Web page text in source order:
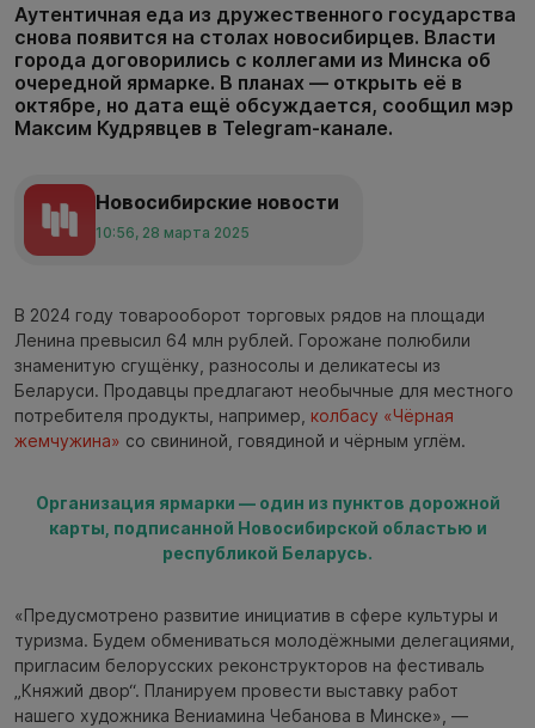
Аутентичная еда из дружественного государства
снова появится на столах новосибирцев. Власти
города договорились с коллегами из Минска об
очередной ярмарке. В планах — открыть её в
октябре, но дата ещё обсуждается, сообщил мэр
Максим Кудрявцев в Telegram-канале.
Новосибирские новости
10:56, 28 марта 2025
В 2024 году товарооборот торговых рядов на площади
Ленина превысил 64 млн рублей. Горожане полюбили
знаменитую сгущёнку, разносолы и деликатесы из
Беларуси. Продавцы предлагают необычные для местного
потребителя продукты, например, колбасу «Чёрная
жемчужина» со свининой, говядиной и чёрным углём.
Организация ярмарки — один из пунктов дорожной
карты, подписанной Новосибирской областью и
республикой Беларусь.
«Предусмотрено развитие инициатив в сфере культуры и
туризма. Будем обмениваться молодёжными делегациями,
пригласим белорусских реконструкторов на фестиваль
„Княжий двор“. Планируем провести выставку работ
нашего художника Вениамина Чебанова в Минске», —